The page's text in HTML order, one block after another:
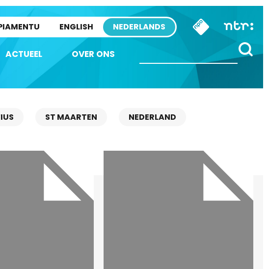
ENGLISH NEDERLANDS
ACTUEEL OVER ONS
ST MAARTEN NEDERLAND